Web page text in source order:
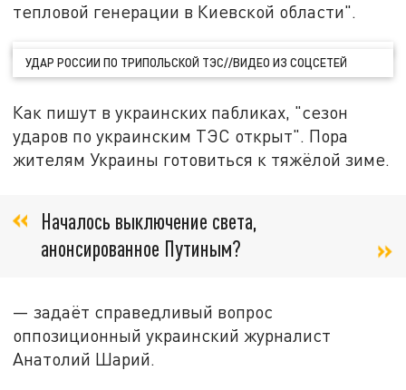
тепловой генерации в Киевской области".
УДАР РОССИИ ПО ТРИПОЛЬСКОЙ ТЭС//ВИДЕО ИЗ СОЦСЕТЕЙ
Как пишут в украинских пабликах, "сезон
ударов по украинским ТЭС открыт". Пора
жителям Украины готовиться к тяжёлой зиме.
Началось выключение света,
анонсированное Путиным?
— задаёт справедливый вопрос
оппозиционный украинский журналист
Анатолий Шарий.